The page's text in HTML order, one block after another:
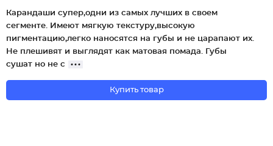
Карандаши супер,одни из самых лучших в своем
сегменте. Имеют мягкую текстуру,высокую
пигментацию,легко наносятся на губы и не царапают их.
Не плешивят и выглядят как матовая помада. Губы
сушат но не с
Купить товар